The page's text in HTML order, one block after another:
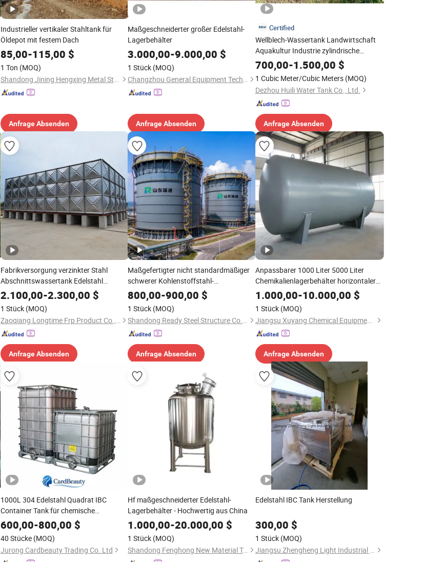
Industrieller vertikaler Stahltank für
Öldepot mit festem Dach
85,00-115,00 $
1 Ton (MOQ)
Shandong Jining Hengxing Metal Structure Co., Ltd.
Anfrage Absenden
Maßgeschneiderter großer Edelstahl-
Lagerbehälter
3.000,00-9.000,00 $
1 Stück (MOQ)
Changzhou General Equipment Technology Co., Ltd.
Anfrage Absenden
Certified
Wellblech-Wassertank Landwirtschaft
Aquakultur Industrie zylindrische
Stahltanks
700,00-1.500,00 $
1 Cubic Meter/Cubic Meters (MOQ)
Dezhou Huili Water Tank Co., Ltd.
Anfrage Absenden
Fabrikversorgung verzinkter Stahl
Abschnittswassertank Edelstahl
Abschnittswassertank
2.100,00-2.300,00 $
1 Stück (MOQ)
Zaoqiang Longtime Frp Product Co., Ltd.
Anfrage Absenden
Maßgefertigter nicht standardmäßiger
schwerer Kohlenstoffstahl-
Lagerbehälter direkt vom Werk für die
Lagerung von Chemikalien, Öl, Wasser
und Getreide in mehreren Industrien
800,00-900,00 $
1 Stück (MOQ)
Shandong Ready Steel Structure Co., Ltd.
Anfrage Absenden
Anpassbarer 1000 Liter 5000 Liter
Chemikalienlagerbehälter horizontaler
Ölliquid-Edelstahl-Druckspeichertank für
Flüssigkeitsöl-Wasserlagerung
1.000,00-10.000,00 $
1 Stück (MOQ)
Jiangsu Xuyang Chemical Equipment Co., Ltd.
Anfrage Absenden
1000L 304 Edelstahl Quadrat IBC
Container Tank für chemische
Flüssigkeitsspeicherung mit Vier-Wege
Gabelstapler Palettenbasis Ventil
Entladung FDA-konform
600,00-800,00 $
40 Stücke (MOQ)
Jurong Cardbeauty Trading Co. Ltd
Hf maßgeschneiderter Edelstahl-
Lagerbehälter - Hochwertig aus China
1.000,00-20.000,00 $
1 Stück (MOQ)
Shandong Fenghong New Material Technology Co., Ltd.
Edelstahl IBC Tank Herstellung
300,00 $
1 Stück (MOQ)
Jiangsu Zhengheng Light Industrial Machinery Co., Ltd.